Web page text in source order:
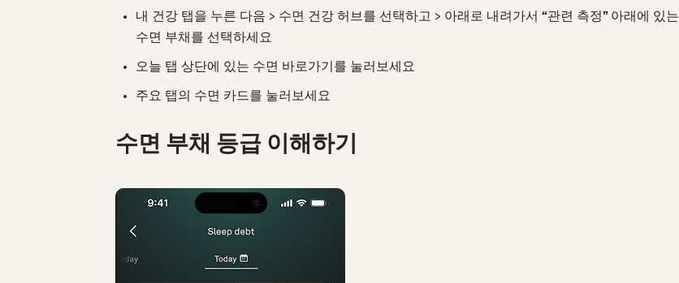
내 건강 탭을 누른 다음 > 수면 건강 허브를 선택하고 > 아래로 내려가서 “관련 측정” 아래에 있는
수면 부채를 선택하세요
오늘 탭 상단에 있는 수면 바로가기를 눌러보세요
주요 탭의 수면 카드를 눌러보세요
수면 부채 등급 이해하기